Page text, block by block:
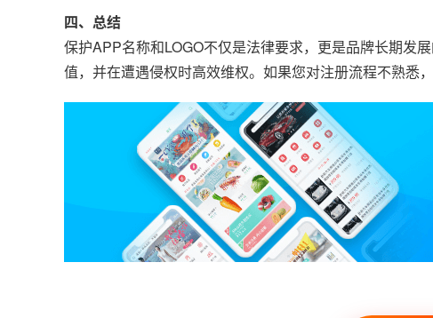
四、总结
保护APP名称和LOGO不仅是法律要求，更是品牌长期发
值，并在遭遇侵权时高效维权。如果您对注册流程不熟悉